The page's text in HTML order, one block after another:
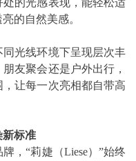
的光感表现，能轻松适
的自然美感。
光线环境下呈现层次丰
友聚会还是户外出行，
让每一次亮相都自带高
新标准
“莉婕（Liese）”始终